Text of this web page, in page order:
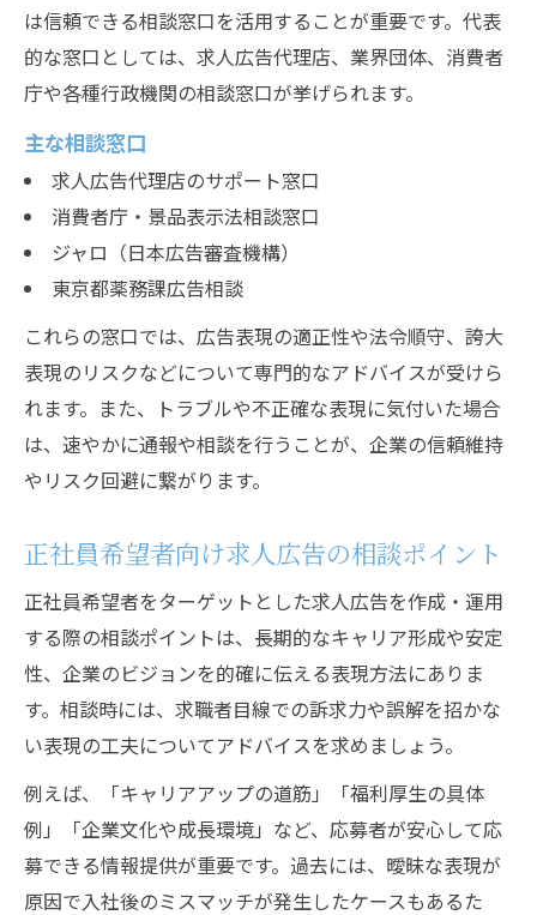
は信頼できる相談窓口を活用することが重要です。代表
的な窓口としては、求人広告代理店、業界団体、消費者
庁や各種行政機関の相談窓口が挙げられます。
主な相談窓口
求人広告代理店のサポート窓口
消費者庁・景品表示法相談窓口
ジャロ（日本広告審査機構）
東京都薬務課広告相談
これらの窓口では、広告表現の適正性や法令順守、誇大
表現のリスクなどについて専門的なアドバイスが受けら
れます。また、トラブルや不正確な表現に気付いた場合
は、速やかに通報や相談を行うことが、企業の信頼維持
やリスク回避に繋がります。
正社員希望者向け求人広告の相談ポイント
正社員希望者をターゲットとした求人広告を作成・運用
する際の相談ポイントは、長期的なキャリア形成や安定
性、企業のビジョンを的確に伝える表現方法にありま
す。相談時には、求職者目線での訴求力や誤解を招かな
い表現の工夫についてアドバイスを求めましょう。
例えば、「キャリアアップの道筋」「福利厚生の具体
例」「企業文化や成長環境」など、応募者が安心して応
募できる情報提供が重要です。過去には、曖昧な表現が
原因で入社後のミスマッチが発生したケースもあるた